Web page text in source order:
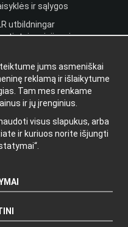
ir sąlygos
utbildningar
prisijungimas
jums asmeniškai
reklamą ir išlaikytume
Tam mes renkame
ir jų įrenginius.
visus slapukus, arba
ir kuriuos norite išjungti